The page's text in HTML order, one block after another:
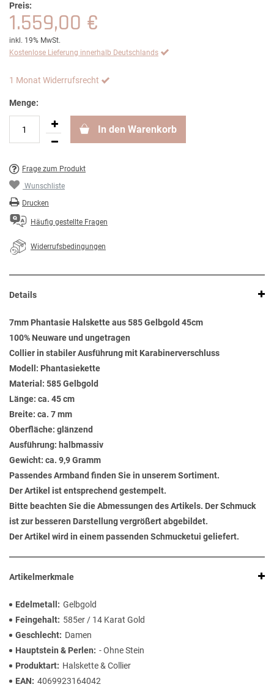
Preis:
1.559,00 €
inkl. 19% MwSt.
Kostenlose Lieferung innerhalb Deutschlands
1 Monat Widerrufsrecht
Menge:
In den Warenkorb
Frage zum Produkt
Wunschliste
Drucken
Häufig gestellte Fragen
Widerrufsbedingungen
Details
7mm Phantasie Halskette aus 585 Gelbgold 45cm
100% Neuware und ungetragen
Collier in stabiler Ausführung mit Karabinerverschluss
Modell: Phantasiekette
Material: 585 Gelbgold
Länge: ca. 45 cm
Breite: ca. 7 mm
Oberfläche: glänzend
Ausführung: halbmassiv
Gewicht: ca. 9,9 Gramm
Passendes Armband finden Sie in unserem Sortiment.
Der Artikel ist entsprechend gestempelt.
Bitte beachten Sie die Abmessungen des Artikels. Der Schmuck
ist zur besseren Darstellung vergrößert abgebildet.
Der Artikel wird in einem passenden Schmucketui geliefert.
Artikelmerkmale
Edelmetall
Gelbgold
Feingehalt
585er / 14 Karat Gold
Geschlecht
Damen
Hauptstein & Perlen
- Ohne Stein
Produktart
Halskette & Collier
EAN
4069923164042